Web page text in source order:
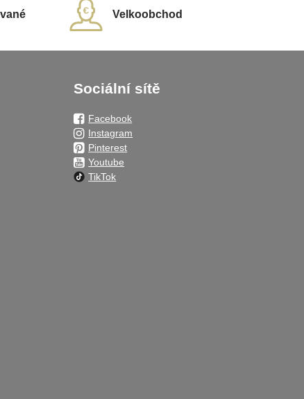
Velkoobchod
Sociální sítě
Facebook
Instagram
Pinterest
Youtube
TikTok